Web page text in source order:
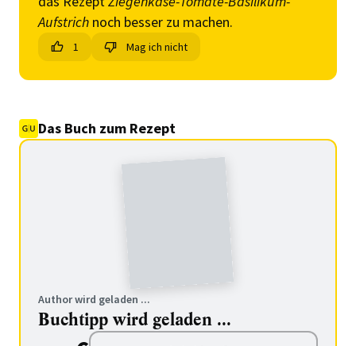
Aufstrich noch besser zu machen.
1 Mag ich nicht
Das Buch zum Rezept
Author wird geladen ...
Buchtipp wird geladen ...